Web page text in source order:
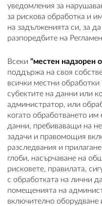
уведомления за
за рискова обработка и
на задълженията си, за
разпоредбите на
Всеки "местен надзорен
поддържа на своя
всички местни обработки
субектите на данни или
администратор, или
когато обработването им
данни, пребиваващи на
задачи и правомощия
разследвания и
глоби, насърчаване на
рисковете, правилата,
с обработката на лични
помещенията на
включително оборудване